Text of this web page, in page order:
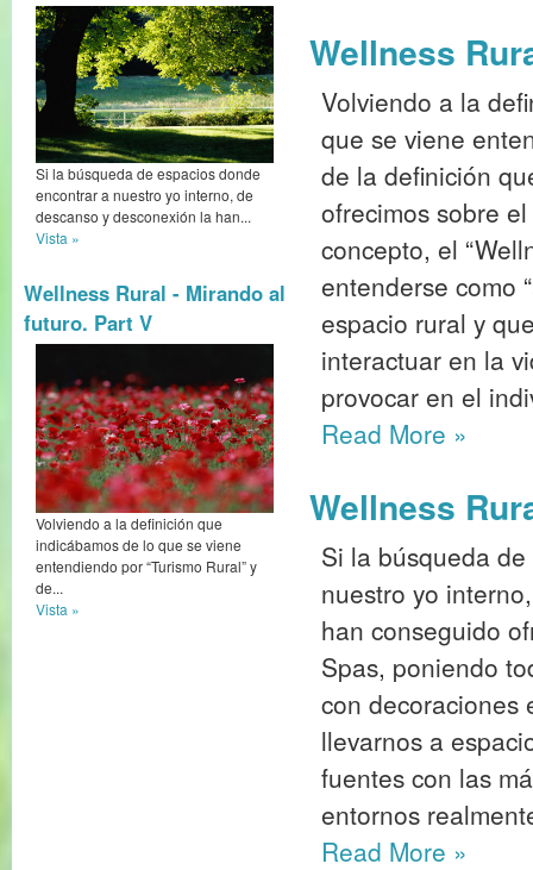
Si la búsqueda de espacios donde
encontrar a nuestro yo interno, de
descanso y desconexión la han...
Vista »
Wellness Rural - Mirando al
futuro. Part V
Volviendo a la definición que
indicábamos de lo que se viene
entendiendo por “Turismo Rural” y
de...
Vista »
Wellness
Volviendo a la
que se viene
de la definición
ofrecimos sobre
concepto, el
entenderse como
espacio rural y
interactuar en la
provocar en el
Read More »
Wellness
Si la búsqueda
nuestro yo
han conseguido
Spas, poniendo
con decoraciones
llevarnos a
fuentes con las
entornos
Read More »